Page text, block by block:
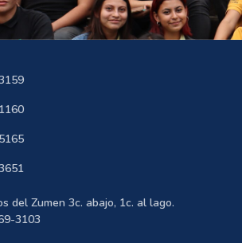
del Zumen 3c. abajo, 1c. al lago.
3103